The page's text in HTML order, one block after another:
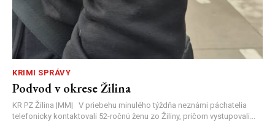
KRIMI SPRÁVY
Podvod v okrese Žilina
KR PZ Žilina |MM| V priebehu minulého týždňa neznámi páchatelia
telefonicky kontaktovali 52-ročnú ženu zo Žiliny, pričom vystupovali...